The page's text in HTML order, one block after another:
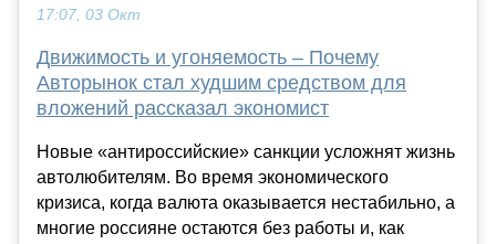
17:07, 03 Окт
Движимость и угоняемость – Почему
Авторынок стал худшим средством для
вложений рассказал экономист
Новые «антироссийские» санкции усложнят жизнь
автолюбителям. Во время экономического
кризиса, когда валюта оказывается нестабильно, а
многие россияне остаются без работы и, как